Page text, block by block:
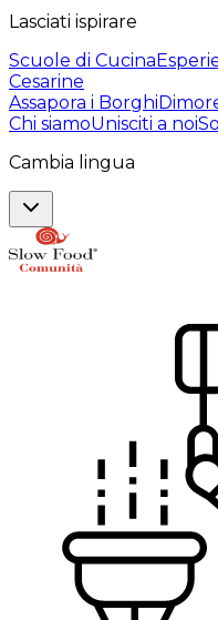
Lasciati ispirare
Scuole di Cucina
Cesarine
Assapora i Borghi
Chi siamoUnisciti a noi
Cambia lingua